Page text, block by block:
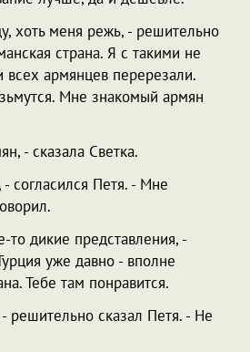
хоть меня режь, - решительно
страна. Я с такими не
армянцев перерезали.
Мне знакомый армян
- сказала Светка.
согласился Петя. - Мне
то дикие представления, -
уже давно - вполне
Тебе там понравится.
решительно сказал Петя. - Не